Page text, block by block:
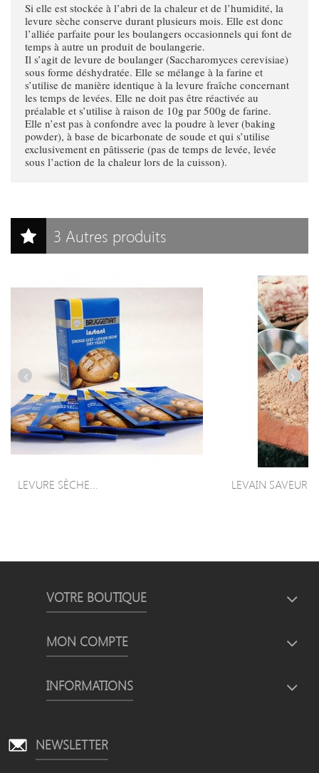
Si elle est stockée à l’abri de la chaleur et de l’humidité, la
levure sèche conserve durant plusieurs mois. Elle est donc
l’alliée parfaite pour les boulangers occasionnels qui font de
temps à autre un produit de boulangerie.
Il s’agit de levure de boulanger (Saccharomyces cerevisiae)
sous forme déshydratée. Elle se mélange à la farine et
s’utilise de manière identique à la levure fraîche concernant
les temps de levées. Elle ne doit pas être réactivée au
préalable et s’utilise à raison de 10g par 500g de farine.
Elle n’est pas à confondre avec la poudre à lever (baking
powder), à base de bicarbonate de soude et qui s’utilise
exclusivement en pâtisserie (pas de temps de levée, levée
sous l’action de la chaleur lors de la cuisson).
3 Autres produits
LEVURE SÈCHE... LEVAIN SAVEUR
VOTRE BOUTIQUE
MON COMPTE
INFORMATIONS
NEWSLETTER